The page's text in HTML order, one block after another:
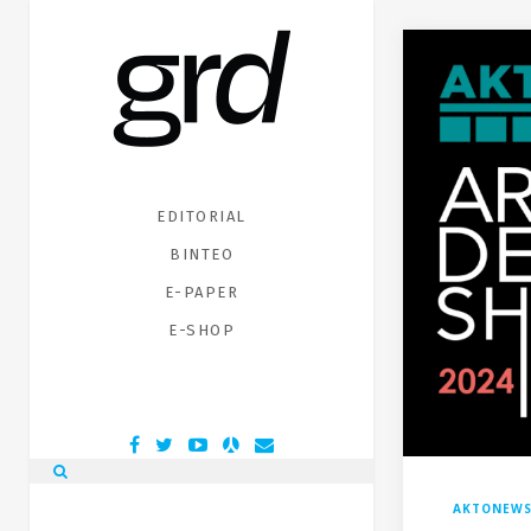
EDITORIAL
ΒΙΝΤΕΟ
E-PAPER
E-SHOP
AKTONEWS